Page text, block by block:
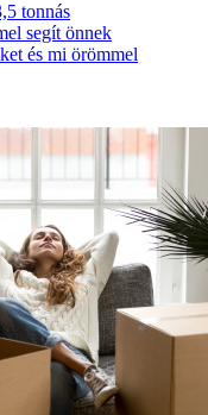
tonnás
segít önnek
és mi örömmel